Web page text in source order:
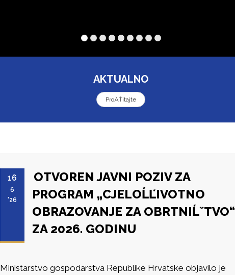
AKTUALNO
ProÄŤitajte
16
6
'26
OTVOREN JAVNI POZIV ZA
PROGRAM „CJELOĹĽIVOTNO
OBRAZOVANJE ZA OBRTNIĹˇTVO“
ZA 2026. GODINU
Ministarstvo gospodarstva Republike Hrvatske objavilo je